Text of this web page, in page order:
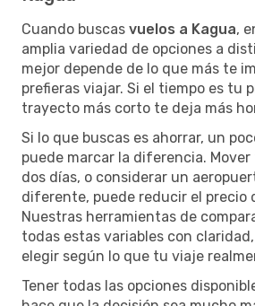
Cuando buscas vuelos a Kagua,
amplia variedad de opciones a
mejor depende de lo que más te
prefieras viajar. Si el tiempo es tu
trayecto más corto te deja más
Si lo que buscas es ahorrar, un
puede marcar la diferencia.
dos días, o considerar un
diferente, puede reducir el precio
Nuestras herramientas de
todas estas variables con
elegir según lo que tu viaje
Tener todas las opciones